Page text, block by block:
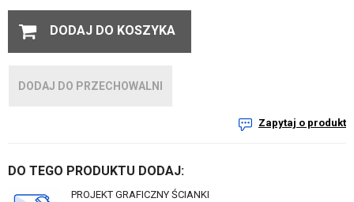
DODAJ DO KOSZYKA
DODAJ DO PRZECHOWALNI
Zapytaj o produkt
DO TEGO PRODUKTU DODAJ:
PROJEKT GRAFICZNY ŚCIANKI